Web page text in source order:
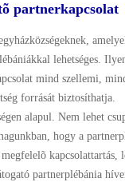
partnerkapcsolat
lehetséges.
mind szellemi,
forrását biztosíthatja.
alapul. Nem lehet
hogy a
kapcsolattartás,
partnerplébánia